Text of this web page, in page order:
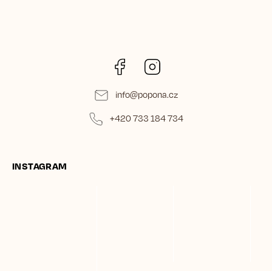
Facebook
info@popona.cz
+420 733 184 734
INSTAGRAM